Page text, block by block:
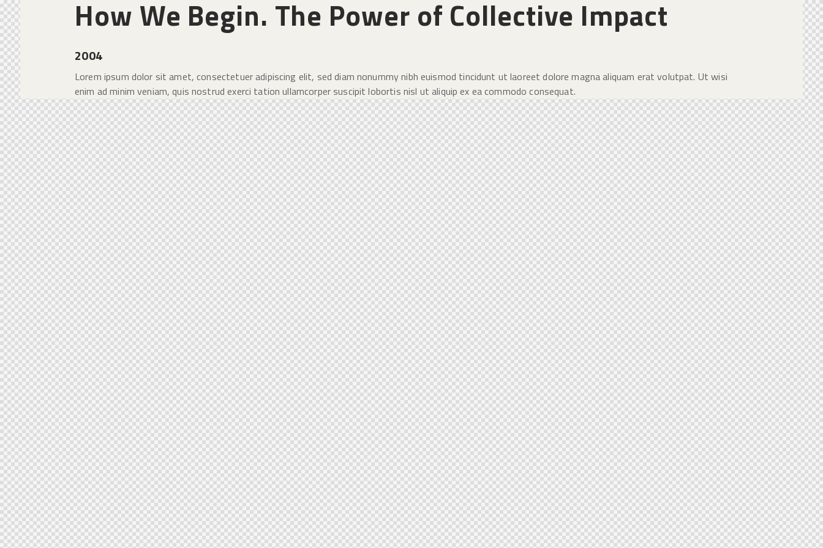
How We Begin. The Power of Collective Impact
2004
Lorem ipsum dolor sit amet, consectetuer adipiscing elit, sed diam nonummy nibh euismod tincidunt ut laoreet dolore magna aliquam erat volutpat. Ut wisi
enim ad minim veniam, quis nostrud exerci tation ullamcorper suscipit lobortis nisl ut aliquip ex ea commodo consequat.